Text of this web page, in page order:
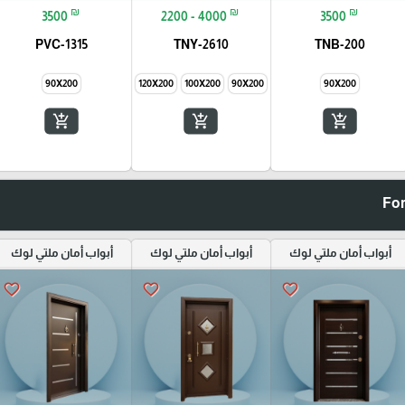
3500 ₪
TNB-200
90X200
add_shopping_cart
2200 - 4000 ₪
TNY-2610
90X200
100X200
120X200
add_shopping_cart
3500 ₪
PVC-1315
90X200
add_shopping_cart
أبواب أمان ملتي لوك
favorite_border
أبواب أمان ملتي لوك
favorite_border
أبواب أمان ملتي لوك
favorite_border